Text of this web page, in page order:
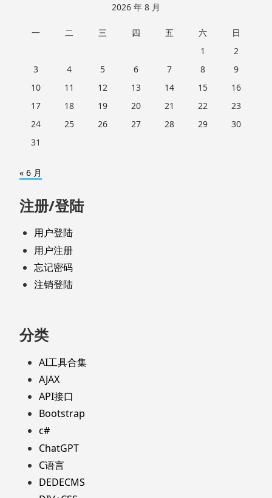
2026 年 8 月
一 二 三 四 五 六
日
1
2
3
4 5 6 7 8
9
10
11 12 13 14 15
16
17
18 19 20 21 22
23
24
25 26 27 28 29
30
31
« 6 月
注册/登陆
用户登陆
用户注册
忘记密码
注销登陆
分类
AI工具合集
AJAX
API接口
Bootstrap
c#
ChatGPT
C语言
DEDECMS